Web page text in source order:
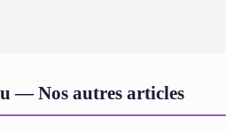
— Nos autres articles